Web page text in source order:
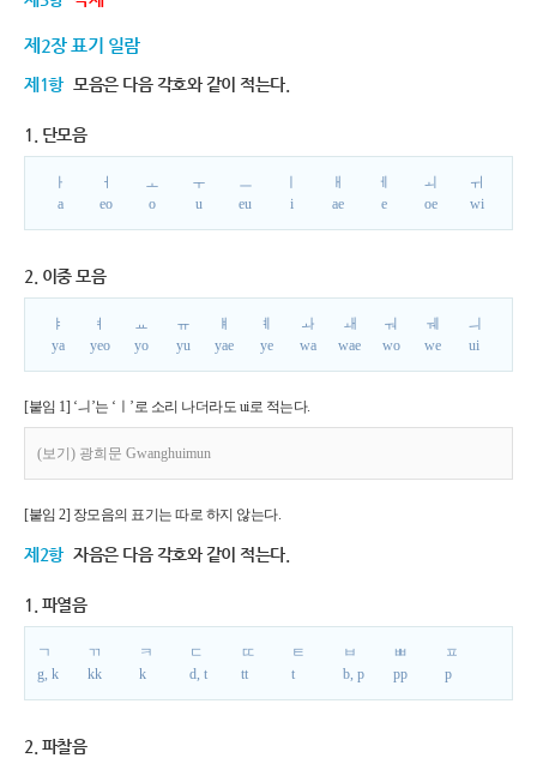
제2장 표기 일람
제1항 모음은 다음 각호와 같이 적는다.
1. 단모음
ㅏ
a
ㅓ
eo
ㅗ
o
ㅜ
u
ㅡ
eu
i
ㅐ
ae
ㅔ
e
ㅚ
oe
ㅟ
wi
2. 이중 모음
ㅑ
ya
ㅕ
yeo
ㅛ
yo
ㅠ
yu
ㅒ
yae
ㅖ
ye
ㅘ
wa
ㅙ
wae
ㅝ
wo
ㅞ
we
ㅢ
ui
[붙임 1] ‘ㅢ’는 ‘ㅣ’로 소리 나더라도 ui로 적는다.
(보기) 광희문 Gwanghuimun
[붙임 2] 장모음의 표기는 따로 하지 않는다.
제2항 자음은 다음 각호와 같이 적는다.
1. 파열음
ㄱ
g, k
ㄲ
kk
ㅋ
k
ㄷ
d, t
ㄸ
tt
ㅌ
t
ㅂ
b, p
ㅃ
pp
ㅍ
p
2. 파찰음